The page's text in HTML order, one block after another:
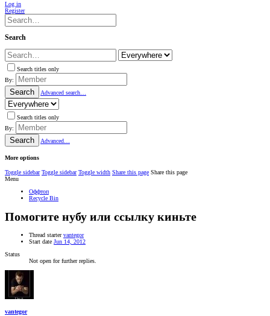
Log in
Register
Search
Search titles only
By:
Search Advanced search…
Search titles only
By:
Search Advanced…
More options
Toggle sidebar Toggle sidebar Toggle width Share this page Share this page
Menu
Оффтоп
Recycle Bin
Помогите нубу или ссылку киньте
Thread starter vantegor
Start date Jun 14, 2012
Status
Not open for further replies.
vantegor